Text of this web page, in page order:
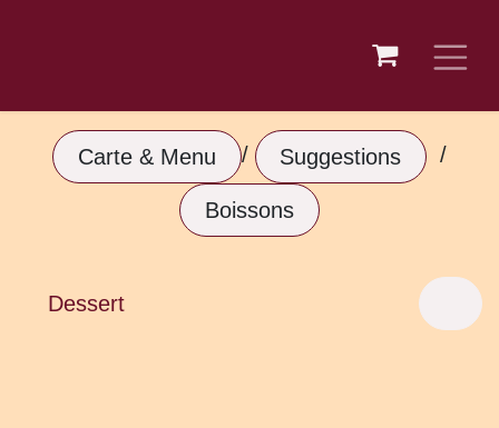
Carte & Menu / Suggestions /
Boissons
Dessert